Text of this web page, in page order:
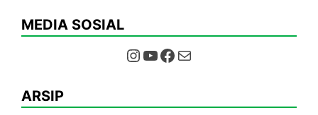
MEDIA SOSIAL
Instagram YouTube Facebook Mail
ARSIP